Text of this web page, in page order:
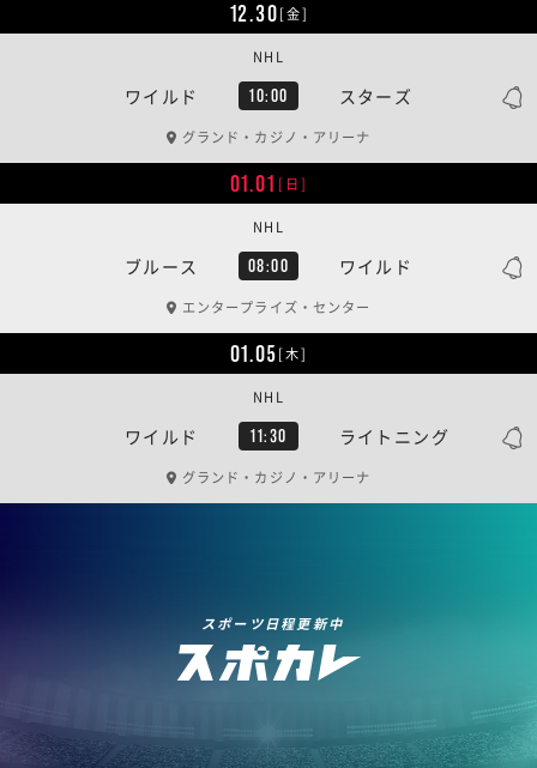
12.30[金]
ワイルド 10:00 スターズ
NHL
グランド・カジノ・アリーナ
01.01 [日]
ブルース 08:00 ワイルド
NHL
エンタープライズ・センター
01.05[木]
ワイルド 11:30 ライトニング
NHL
グランド・カジノ・アリーナ
スポーツ日程更新中